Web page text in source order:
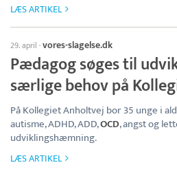
LÆS ARTIKEL
29. april ·vores-slagelse.dk
Pædagog søges til
særlige behov på
På Kollegiet Anholtvej bor 35 unge i
autisme, ADHD, ADD,OCD, angst og
udviklingshæmning.
LÆS ARTIKEL